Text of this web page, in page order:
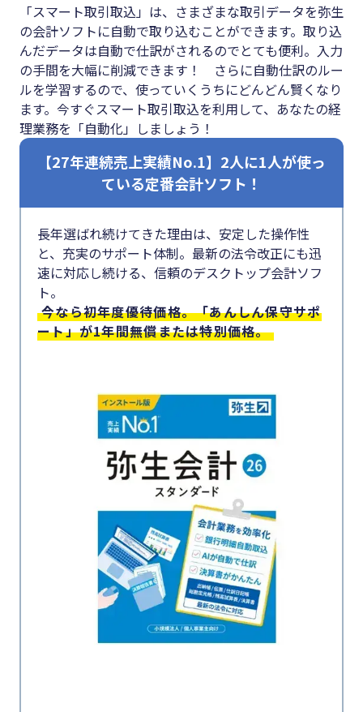
#DX
#生産性向上
#採用
#人材育成
#店舗経営
#クラブオフ
無料で会計ソフトを試す
#人材育
#店舗経
#クラブ
オフ
「スマート取引取込」は、さまざまな取引データを弥生
の会計ソフトに自動で取り込むことができます。取り込
んだデータは自動で仕訳がされるのでとても便利。入力
の手間を大幅に削減できます！ さらに自動仕訳のルー
ルを学習するので、使っていくうちにどんどん賢くなり
ます。今すぐスマート取引取込を利用して、あなたの経
理業務を「自動化」しましょう！
【27年連続売上実績No.1】2人に1人が使っ
ている定番会計ソフト！
長年選ばれ続けてきた理由は、安定した操作性
と、充実のサポート体制。最新の法令改正にも迅
速に対応し続ける、信頼のデスクトップ会計ソフ
ト。
今なら初年度優待価格。「あんしん保守サポ
ート」が1年間無償または特別価格。